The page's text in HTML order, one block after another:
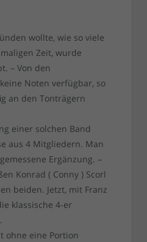
wollte, wie so viele
Zeit, wurde
– Von den
Noten verfügbar, so
an den Tonträgern
einer solchen Band
aus 4 Mitgliedern. Man
Ergänzung. –
Konrad ( Conny ) Scorl
beiden. Jetzt, mit Franz
klassische 4-er
ohne eine Portion